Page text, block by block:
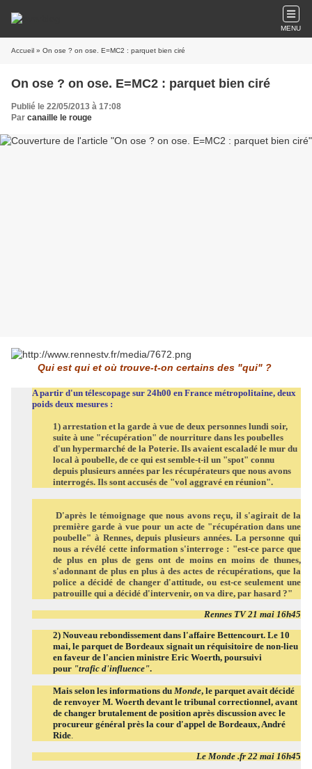
MENU
Accueil » On ose ? on ose. E=MC2 : parquet bien ciré
On ose ? on ose. E=MC2 : parquet bien ciré
Publié le 22/05/2013 à 17:08
Par canaille le rouge
Qui est qui et où trouve-t-on certains des "qui" ?
A partir d'un télescopage sur 24h00 en France métropolitaine, deux
poids deux mesures :
1) arrestation et la garde à vue de deux personnes lundi soir,
suite à une "récupération" de nourriture dans les poubelles
d'un hypermarché de la Poterie. Ils avaient escaladé le mur du
local à poubelle, de ce qui est semble-t-il un "spot" connu
depuis plusieurs années par les récupérateurs que nous avons
interrogés. Ils sont accusés de "vol aggravé en réunion".
D'après le témoignage que nous avons reçu, il s'agirait de la
première garde à vue pour un acte de "récupération dans une
poubelle" à Rennes, depuis plusieurs années. La personne qui
nous a révélé cette information s'interroge : "est-ce parce que
de plus en plus de gens ont de moins en moins de thunes,
s'adonnant de plus en plus à des actes de récupérations, que la
police a décidé de changer d'attitude, ou est-ce seulement une
patrouille qui a décidé d'intervenir, on va dire, par hasard ?"
Rennes TV 21 mai 16h45
2) Nouveau rebondissement dans l'affaire Bettencourt. Le 10
mai, le parquet de Bordeaux signait un réquisitoire de non-lieu
en faveur de l'ancien ministre Eric Woerth, poursuivi
pour "trafic d'influence".
Mais selon les informations du Monde, le parquet avait décidé
de renvoyer M. Woerth devant le tribunal correctionnel, avant
de changer brutalement de position après discussion avec le
procureur général près la cour d'appel de Bordeaux, André
Ride.
Le Monde .fr 22 mai 16h45